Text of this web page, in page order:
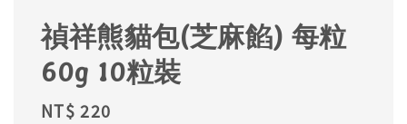
禎祥熊貓包(芝麻餡) 每粒
60g 10粒裝
Regular
NT$ 220